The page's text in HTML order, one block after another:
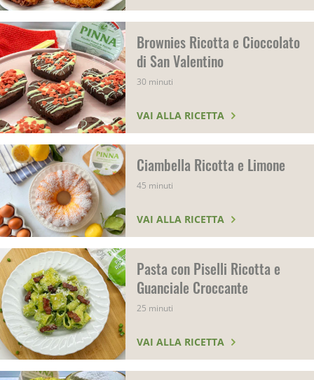
Brownies Ricotta e Cioccolato
di San Valentino
30 minuti
VAI ALLA RICETTA
Ciambella Ricotta e Limone
45 minuti
VAI ALLA RICETTA
Pasta con Piselli Ricotta e
Guanciale Croccante
25 minuti
VAI ALLA RICETTA